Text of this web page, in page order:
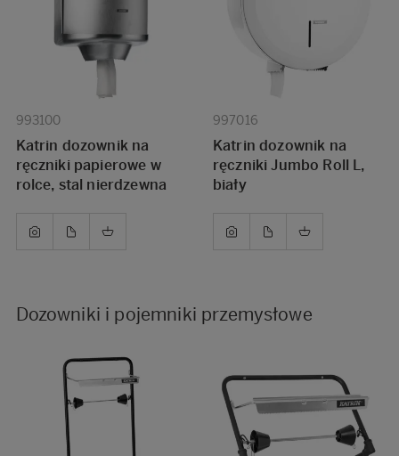
993100
Katrin dozownik na
ręczniki papierowe w
rolce, stal nierdzewna
997016
Katrin dozownik na
ręczniki Jumbo Roll L,
biały
Dozowniki i pojemniki przemysłowe